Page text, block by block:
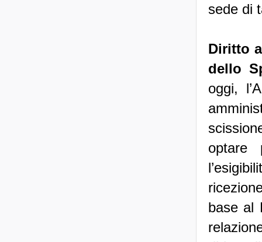
sede di
Diritto
dello
oggi,
optare
base al